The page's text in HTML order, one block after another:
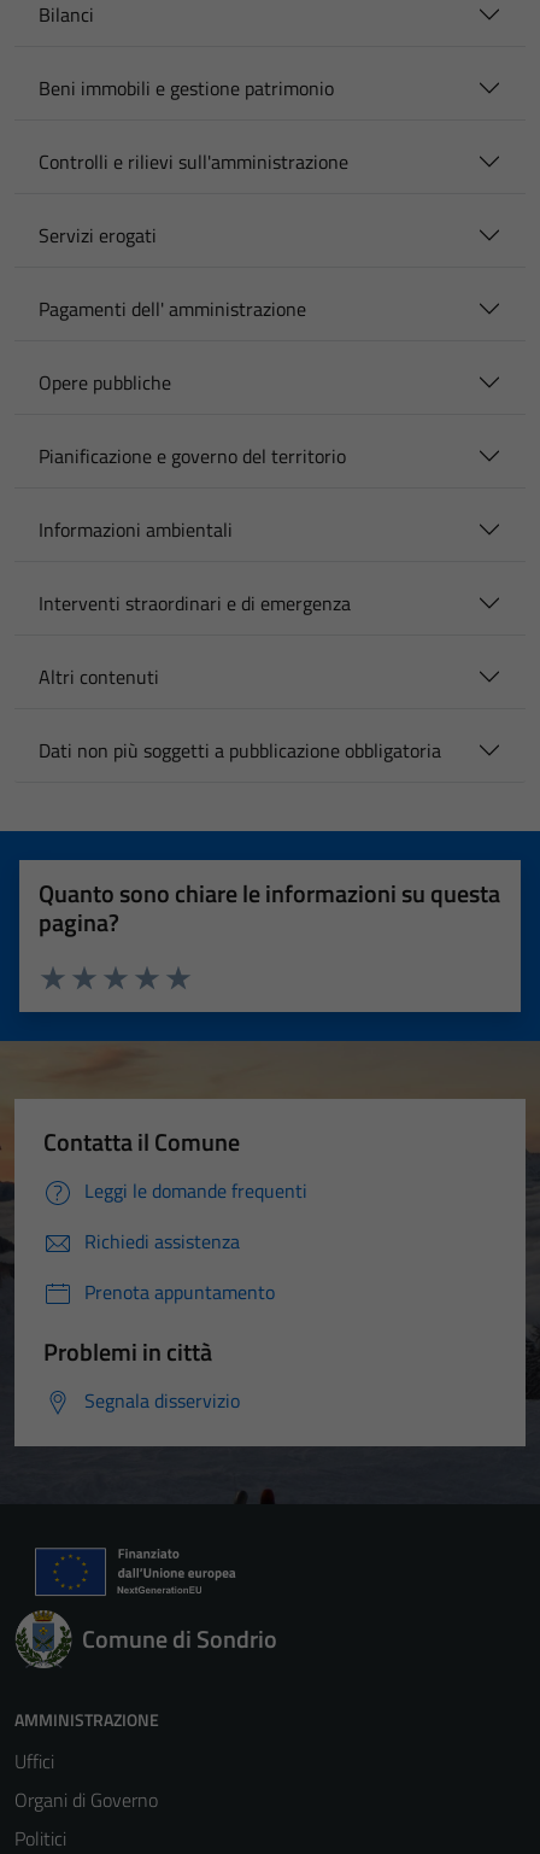
Bilanci
Beni immobili e gestione patrimonio
Controlli e rilievi sull'amministrazione
Servizi erogati
Pagamenti dell' amministrazione
Opere pubbliche
Pianificazione e governo del territorio
Informazioni ambientali
Interventi straordinari e di emergenza
Altri contenuti
Dati non più soggetti a pubblicazione obbligatoria
Quanto sono chiare le informazioni su questa
pagina?
Valuta 5 stelle su 5
Valuta 4 stelle su 5
Valuta 3 stelle su 5
Valuta 2 stelle su 5
Valuta 1 stelle su 5
Contatta il Comune
Leggi le domande frequenti
Richiedi assistenza
Prenota appuntamento
Problemi in città
Segnala disservizio
Comune di Sondrio
AMMINISTRAZIONE
Uffici
Organi di Governo
Politici